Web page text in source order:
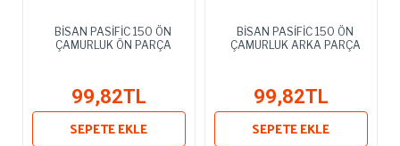
BİSAN PASİFİC 150 ÖN
ÇAMURLUK ÖN PARÇA
99,82TL
SEPETE EKLE
BİSAN PASİFİC 150 ÖN
ÇAMURLUK ARKA PARÇA
99,82TL
SEPETE EKLE